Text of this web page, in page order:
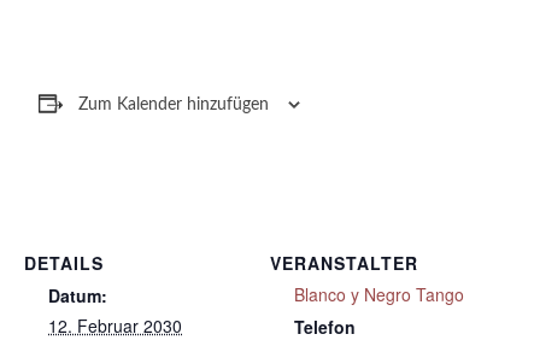
Zum Kalender hinzufügen
DETAILS
Datum:
12. Februar 2030
VERANSTALTER
Blanco y Negro Tango
Telefon